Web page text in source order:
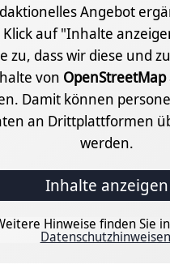
Angebot
Klick auf "Inhalte
zu, dass wir diese und
von OpenStreetMap
Damit können
an Drittplattformen
werden.
Inhalte anzeigen
Hinweise finden Sie
Datenschutzhinweisen